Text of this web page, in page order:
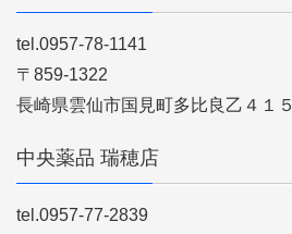
tel.0957-78-1141
〒859-1322
長崎県雲仙市国見町多比良乙４１５
中央薬品 瑞穂店
tel.0957-77-2839